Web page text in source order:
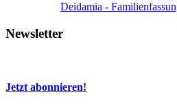
Deidamia -
Newsletter
Jetzt abonnieren!